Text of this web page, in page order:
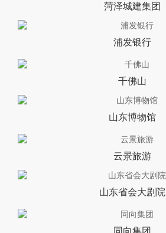
菏泽城建集团
浦发银行
千佛山
山东博物馆
云景旅游
山东省会大剧院